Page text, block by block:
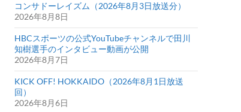
コンサドーレイズム（2026年8月3日放送分）
2026年8月8日
HBCスポーツの公式YouTubeチャンネルで田川
知樹選手のインタビュー動画が公開
2026年8月7日
KICK OFF! HOKKAIDO（2026年8月1日放送
回）
2026年8月6日